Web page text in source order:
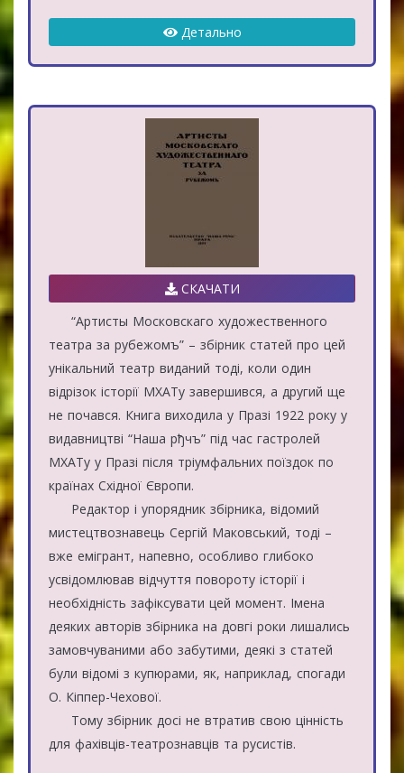
Детально
СКАЧАТИ
“Артисты Московскаго художественного
театра за рубежомъ” – збірник статей про цей
унікальний театр виданий тоді, коли один
відрізок історії МХАТу завершився, а другий ще
не почався. Книга виходила у Празі 1922 року у
видавництві “Наша рђчъ” під час гастролей
МХАТу у Празі після тріумфальних поїздок по
країнах Східної Європи.
Редактор і упорядник збірника, відомий
мистецтвознавець Сергій Маковський, тоді –
вже емігрант, напевно, особливо глибоко
усвідомлював відчуття повороту історії і
необхідність зафіксувати цей момент. Імена
деяких авторів збірника на довгі роки лишались
замовчуваними або забутими, деякі з статей
були відомі з купюрами, як, наприклад, спогади
О. Кіппер-Чехової.
Тому збірник досі не втратив свою цінність
для фахівців-театрознавців та русистів.